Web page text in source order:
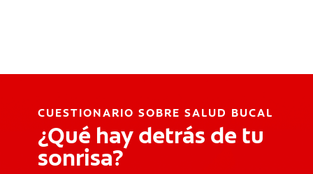
CUESTIONARIO SOBRE SALUD BUCAL
¿Qué hay detrás de tu
sonrisa?